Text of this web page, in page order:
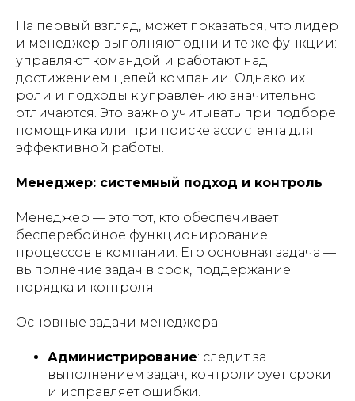
На первый взгляд, может показаться, что лидер
и менеджер выполняют одни и те же функции:
управляют командой и работают над
достижением целей компании. Однако их
роли и подходы к управлению значительно
отличаются. Это важно учитывать при подборе
помощника или при поиске ассистента для
эффективной работы.
Менеджер: системный подход и контроль
Менеджер — это тот, кто обеспечивает
бесперебойное функционирование
процессов в компании. Его основная задача —
выполнение задач в срок, поддержание
порядка и контроля.
Основные задачи менеджера:
Администрирование: следит за
выполнением задач, контролирует сроки
и исправляет ошибки.